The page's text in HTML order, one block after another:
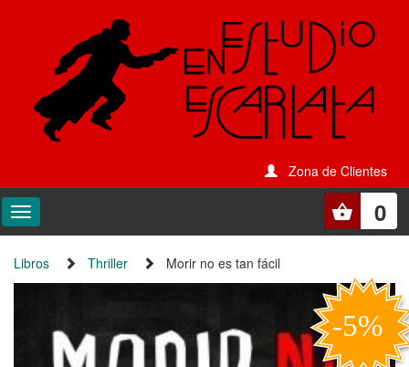
Zona de Clientes
0
Libros Thriller Morir no es tan fácil